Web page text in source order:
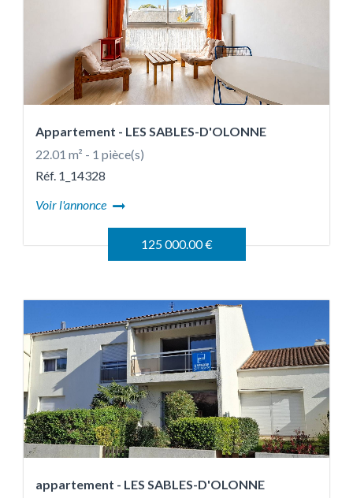
Appartement - LES SABLES-D'OLONNE
22.01 m² - 1 pièce(s)
Réf. 1_14328
Voir l'annonce
125 000.00 €
appartement - LES SABLES-D'OLONNE